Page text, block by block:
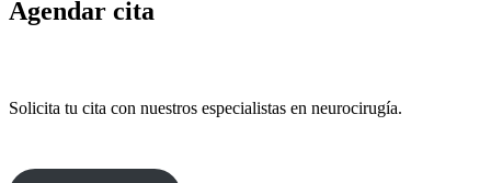
Agendar cita
Solicita tu cita con nuestros especialistas en neurocirugía.